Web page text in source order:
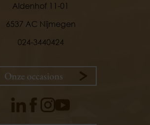
Aldenhof 11-01
6537 AC Nijmegen
024-3440424
Onze occasions
9,1